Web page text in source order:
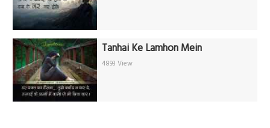
Tanhai Ke Lamhon Mein
4893 View